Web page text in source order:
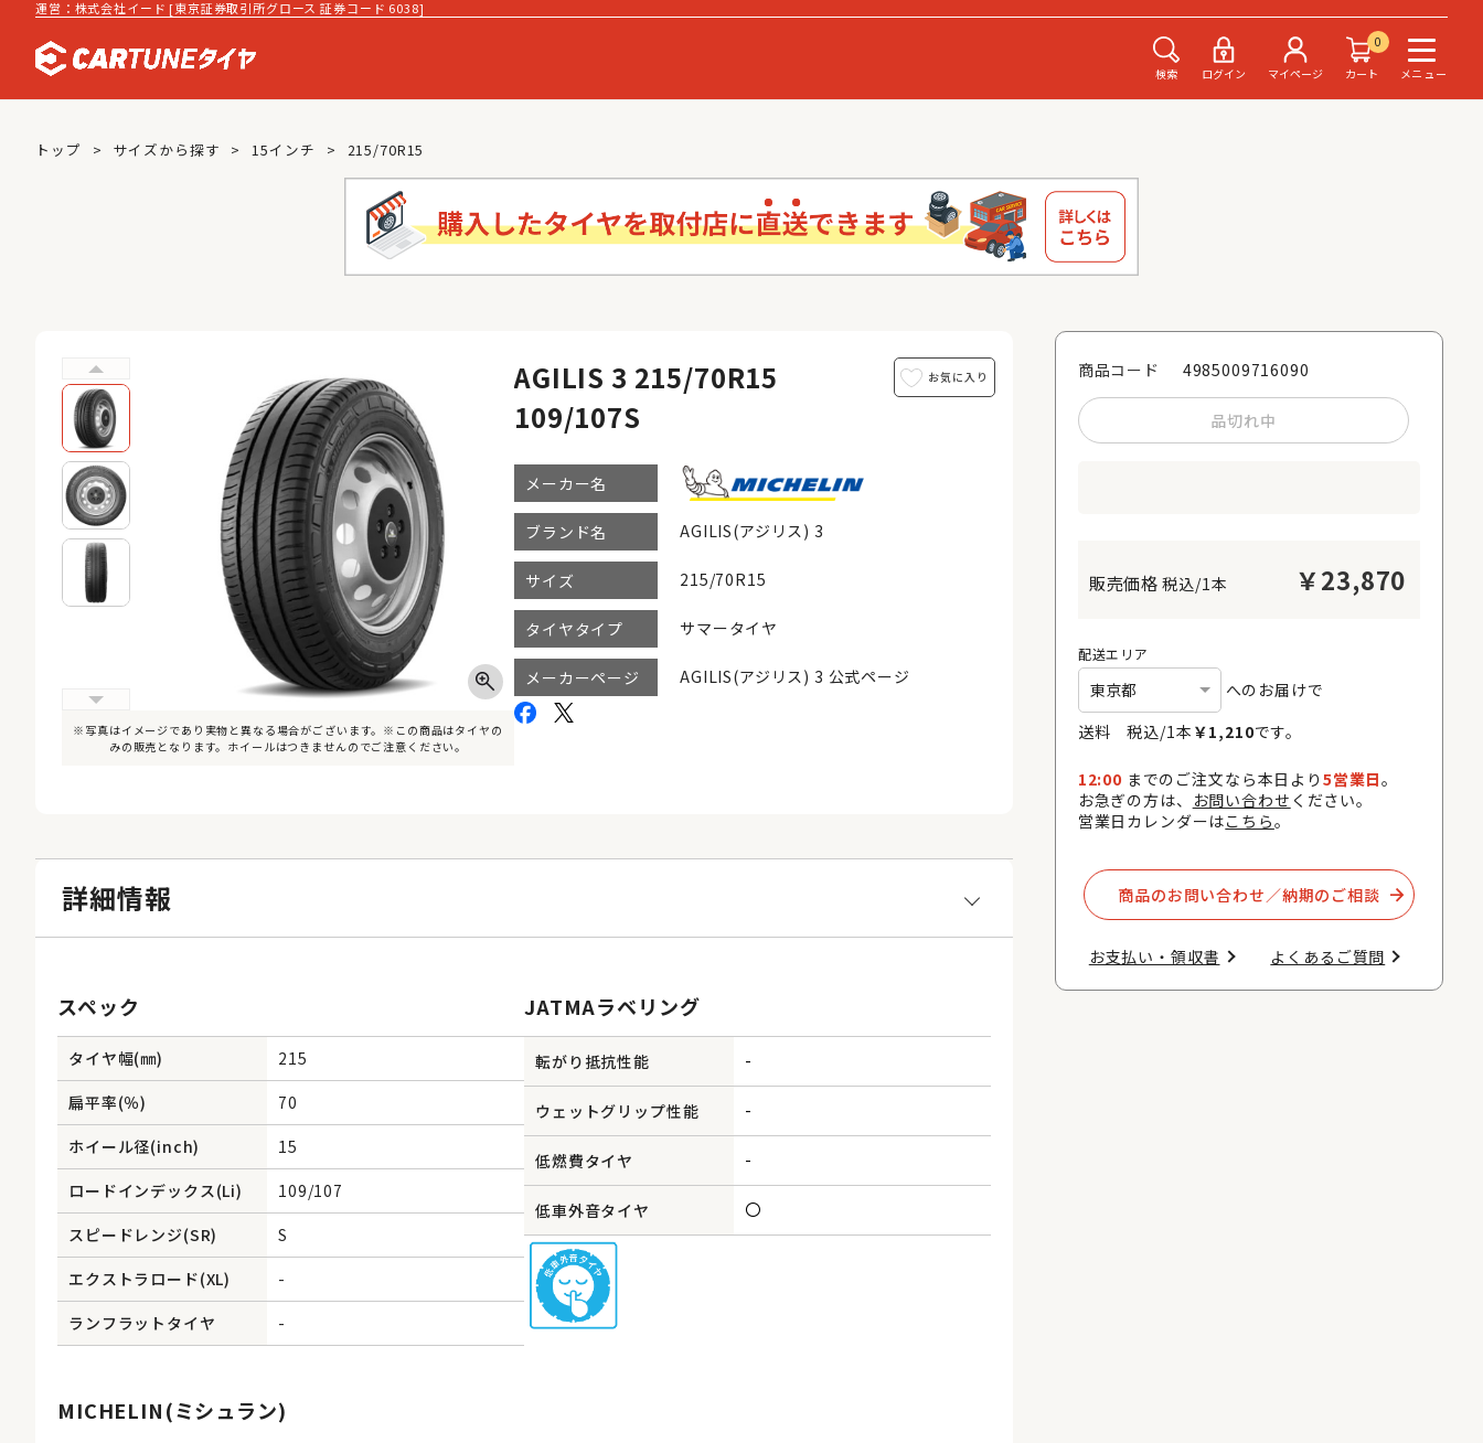
運営：株式会社イード [東京証券取引所グロース 証券コード 6038]
検索 ログイン マイページ
0
カート
メニュー
トップ サイズから探す 15インチ 215/70R15
※写真はイメージであり実物と異なる場合がございます。※この商品はタイヤの
みの販売となります。ホイールはつきませんのでご注意ください。
AGILIS 3 215/70R15
109/107S
メーカー名
ブランド名 AGILIS(アジリス) 3
サイズ 215/70R15
タイヤタイプ サマータイヤ
メーカーページ AGILIS(アジリス) 3 公式ページ
詳細情報
スペック
タイヤ幅(㎜)
215
扁平率(％)
70
ホイール径(inch)
15
ロードインデックス(Li)
109/107
スピードレンジ(SR)
S
エクストラロード(XL)
-
ランフラットタイヤ
-
JATMAラベリング
転がり抵抗性能 -
ウェットグリップ性能 -
低燃費タイヤ -
低車外音タイヤ 〇
MICHELIN(ミシュラン)
商品コード 4985009716090
品切れ中
税込/1本 ￥23,870
配送エリア
へのお届けで
送料 税込/1本 ￥1,210です。
12:00 までのご注文なら本日より 5営業日。
お急ぎの方は、
お問い合わせ ください。
営業日カレンダーはこちら。
商品のお問い合わせ／納期のご相談​
お支払い・領収書​ よくあるご質問​